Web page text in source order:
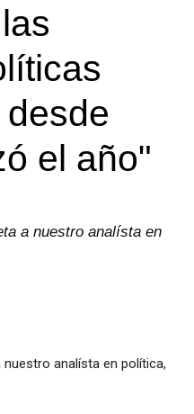
el año"
a nuestro analísta en
analísta en política,